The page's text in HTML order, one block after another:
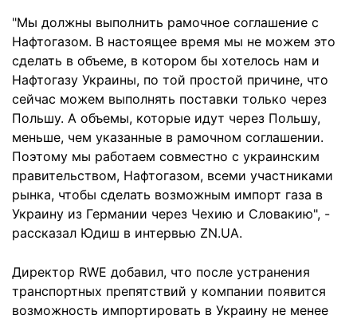
"Мы должны выполнить рамочное соглашение с
Нафтогазом. В настоящее время мы не можем это
сделать в объеме, в котором бы хотелось нам и
Нафтогазу Украины, по той простой причине, что
сейчас можем выполнять поставки только через
Польшу. А объемы, которые идут через Польшу,
меньше, чем указанные в рамочном соглашении.
Поэтому мы работаем совместно с украинским
правительством, Нафтогазом, всеми участниками
рынка, чтобы сделать возможным импорт газа в
Украину из Германии через Чехию и Словакию", -
рассказал Юдиш в интервью ZN.UA.
Директор RWЕ добавил, что после устранения
транспортных препятствий у компании появится
возможность импортировать в Украину не менее